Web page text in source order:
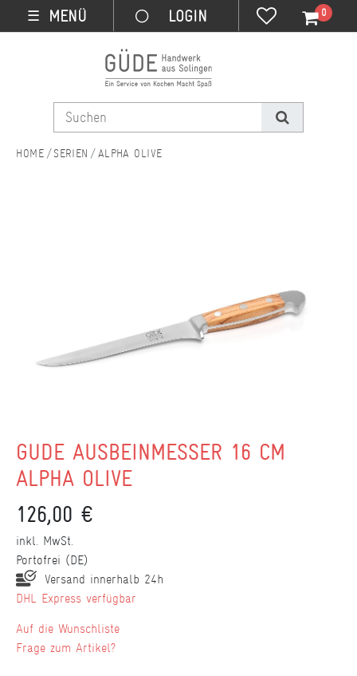
☰ MENÜ 0
SERIEN ALPHA OLIVE
GÜDE AUSBEINMESSER 16 CM
ALPHA OLIVE
126,00 €
inkl. MwSt.
Portofrei (DE)
Versand innerhalb 24h
DHL Express verfügbar
Wunschliste
Frage zum Artikel?